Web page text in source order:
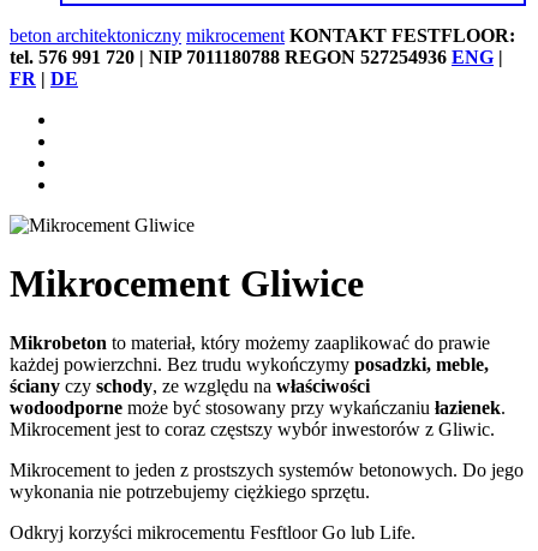
beton architektoniczny mikrocement KONTAKT FESTFLOOR:
tel. 576 991 720 | NIP 7011180788 REGON 527254936 ENG |
FR | DE
Mikrocement Gliwice
Mikrobeton to materiał, który możemy zaaplikować do prawie
każdej powierzchni. Bez trudu wykończymy posadzki, meble,
ściany czy schody, ze względu na właściwości
wodoodporne może być stosowany przy wykańczaniu łazienek.
Mikrocement jest to coraz częstszy wybór inwestorów z Gliwic.
Mikrocement to jeden z prostszych systemów betonowych. Do jego
wykonania nie potrzebujemy ciężkiego sprzętu.
Odkryj korzyści mikrocementu Fesftloor Go lub Life.